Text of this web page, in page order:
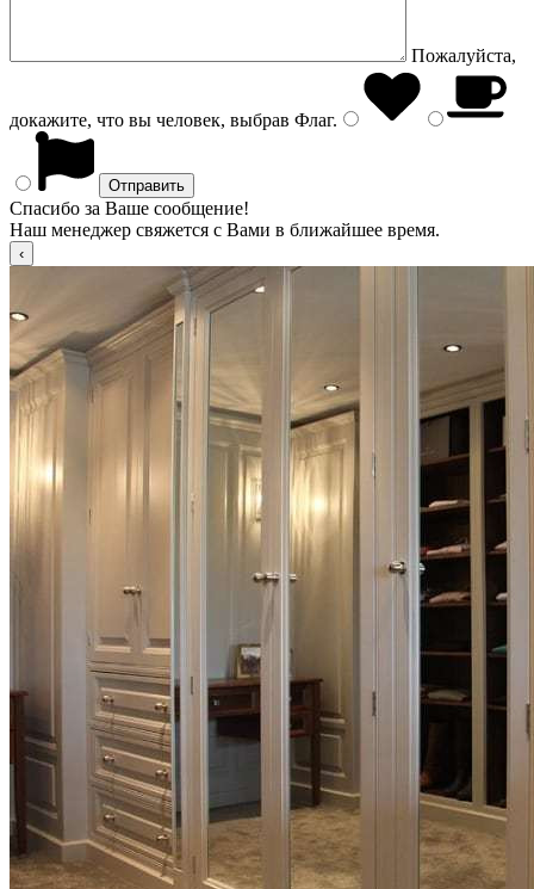
Пожалуйста,
докажите, что вы человек, выбрав Флаг.
Спасибо за Ваше сообщение!
Наш менеджер свяжется с Вами в ближайшее время.